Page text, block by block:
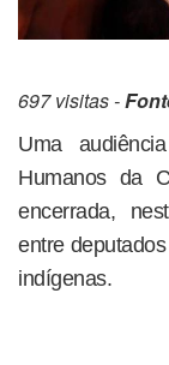
697 visitas -
Uma
Humanos da
encerrada,
entre
indígenas.